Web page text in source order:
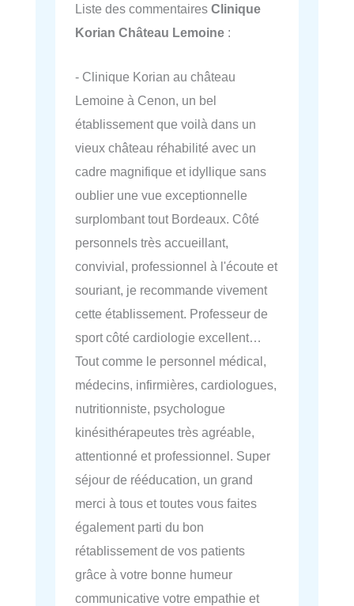
Liste des commentaires Clinique
Korian Château Lemoine :
- Clinique Korian au château
Lemoine à Cenon, un bel
établissement que voilà dans un
vieux château réhabilité avec un
cadre magnifique et idyllique sans
oublier une vue exceptionnelle
surplombant tout Bordeaux. Côté
personnels très accueillant,
convivial, professionnel à l'écoute et
souriant, je recommande vivement
cette établissement. Professeur de
sport côté cardiologie excellent…
Tout comme le personnel médical,
médecins, infirmières, cardiologues,
nutritionniste, psychologue
kinésithérapeutes très agréable,
attentionné et professionnel. Super
séjour de rééducation, un grand
merci à tous et toutes vous faites
également parti du bon
rétablissement de vos patients
grâce à votre bonne humeur
communicative votre empathie et